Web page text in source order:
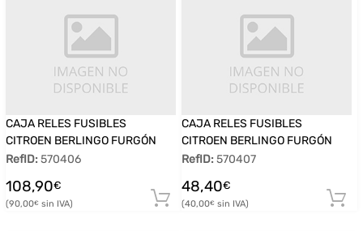
CAJA RELES FUSIBLES
CITROEN BERLINGO FURGÓN
RefID: 570406
108,90€
90,00€
CAJA RELES FUSIBLES
CITROEN BERLINGO FURGÓN
RefID: 570407
48,40€
40,00€